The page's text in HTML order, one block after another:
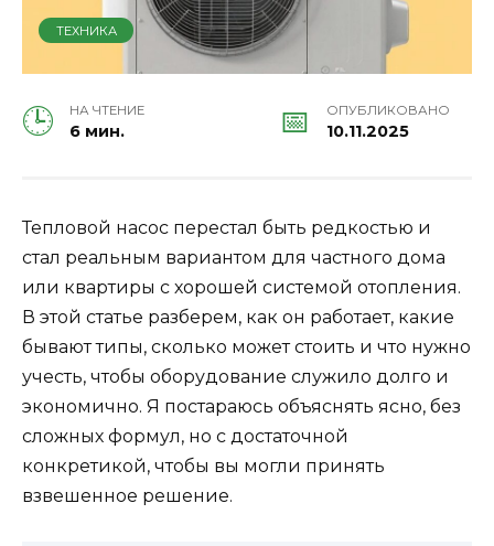
ТЕХНИКА
НА ЧТЕНИЕ
6 мин.
ОПУБЛИКОВАНО
10.11.2025
Тепловой насос перестал быть редкостью и
стал реальным вариантом для частного дома
или квартиры с хорошей системой отопления.
В этой статье разберем, как он работает, какие
бывают типы, сколько может стоить и что нужно
учесть, чтобы оборудование служило долго и
экономично. Я постараюсь объяснять ясно, без
сложных формул, но с достаточной
конкретикой, чтобы вы могли принять
взвешенное решение.